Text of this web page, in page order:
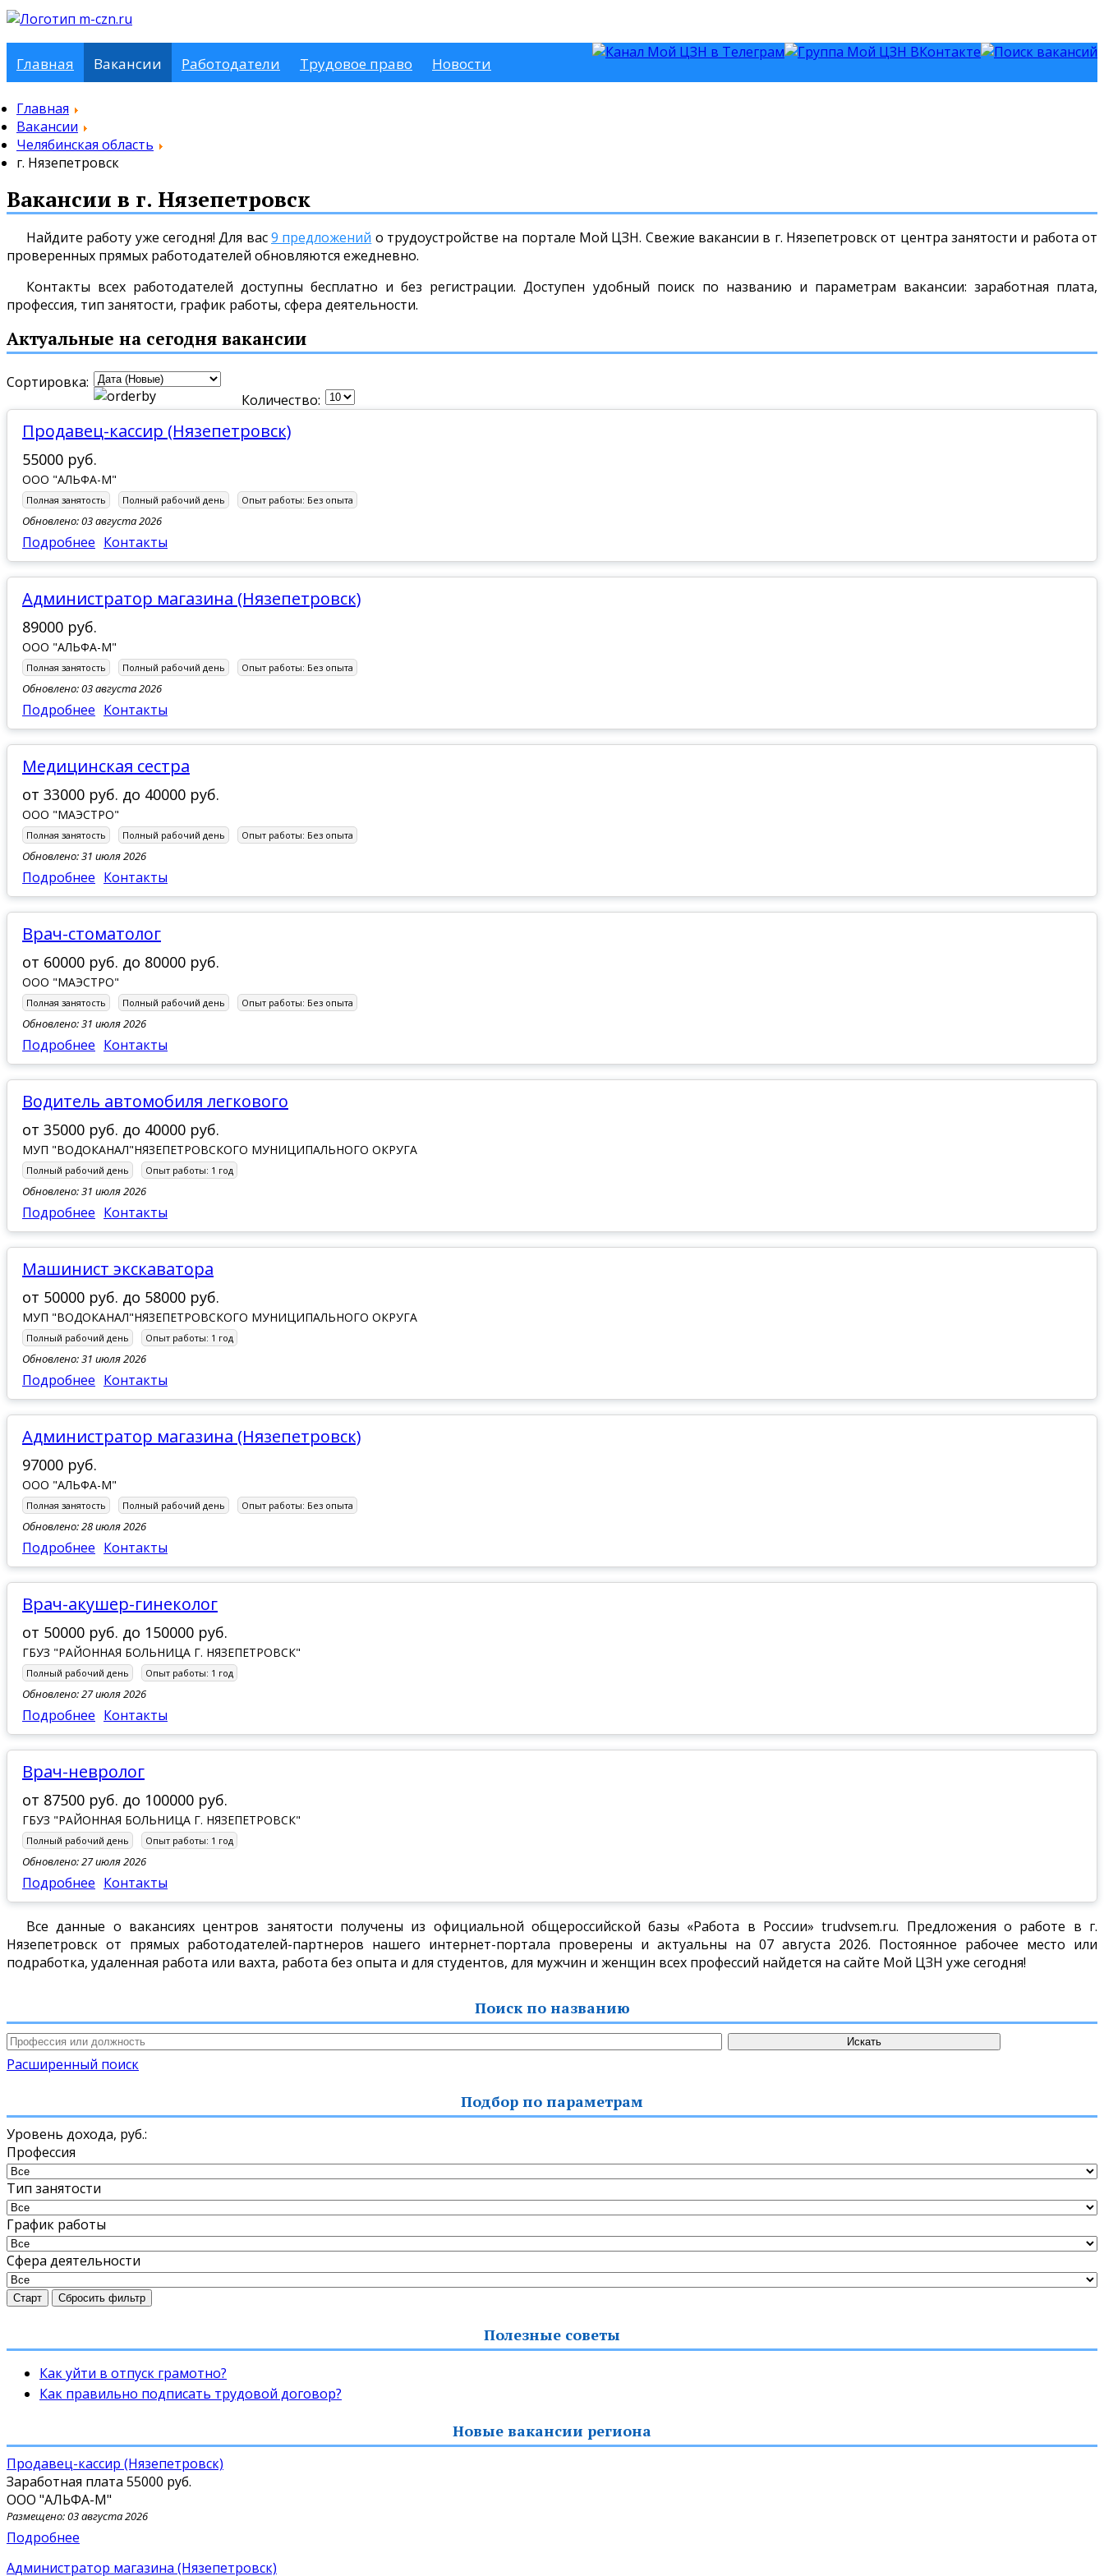
Главная Вакансии Работодатели Трудовое право Новости
Главная
Вакансии
Челябинская область
г. Нязепетровск
Вакансии в г. Нязепетровск
Найдите работу уже сегодня! Для вас9 предложений о трудоустройстве на портале Мой ЦЗН. Свежие вакансии в г. Нязепетровск от центра занятости и работа от
проверенных прямых работодателей обновляются ежедневно.
Контакты всех работодателей доступны бесплатно и без регистрации. Доступен удобный поиск по названию и параметрам вакансии: заработная плата,
профессия, тип занятости, график работы, сфера деятельности.
Актуальные на сегодня вакансии
Сортировка:
Количество:
Продавец-кассир (Нязепетровск)
55000 руб.
ООО "АЛЬФА-М"
Полная занятость Полный рабочий день Опыт работы: Без опыта
Обновлено: 03 августа 2026
Подробнее Контакты
Администратор магазина (Нязепетровск)
89000 руб.
ООО "АЛЬФА-М"
Полная занятость Полный рабочий день Опыт работы: Без опыта
Обновлено: 03 августа 2026
Подробнее Контакты
Медицинская сестра
от 33000 руб. до 40000 руб.
ООО "МАЭСТРО"
Полная занятость Полный рабочий день Опыт работы: Без опыта
Обновлено: 31 июля 2026
Подробнее Контакты
Врач-стоматолог
от 60000 руб. до 80000 руб.
ООО "МАЭСТРО"
Полная занятость Полный рабочий день Опыт работы: Без опыта
Обновлено: 31 июля 2026
Подробнее Контакты
Водитель автомобиля легкового
от 35000 руб. до 40000 руб.
МУП "ВОДОКАНАЛ"НЯЗЕПЕТРОВСКОГО МУНИЦИПАЛЬНОГО ОКРУГА
Полный рабочий день Опыт работы: 1 год
Обновлено: 31 июля 2026
Подробнее Контакты
Машинист экскаватора
от 50000 руб. до 58000 руб.
МУП "ВОДОКАНАЛ"НЯЗЕПЕТРОВСКОГО МУНИЦИПАЛЬНОГО ОКРУГА
Полный рабочий день Опыт работы: 1 год
Обновлено: 31 июля 2026
Подробнее Контакты
Администратор магазина (Нязепетровск)
97000 руб.
ООО "АЛЬФА-М"
Полная занятость Полный рабочий день Опыт работы: Без опыта
Обновлено: 28 июля 2026
Подробнее Контакты
Врач-акушер-гинеколог
от 50000 руб. до 150000 руб.
ГБУЗ "РАЙОННАЯ БОЛЬНИЦА Г. НЯЗЕПЕТРОВСК"
Полный рабочий день Опыт работы: 1 год
Обновлено: 27 июля 2026
Подробнее Контакты
Врач-невролог
от 87500 руб. до 100000 руб.
ГБУЗ "РАЙОННАЯ БОЛЬНИЦА Г. НЯЗЕПЕТРОВСК"
Полный рабочий день Опыт работы: 1 год
Обновлено: 27 июля 2026
Подробнее Контакты
Все данные о вакансиях центров занятости получены из официальной общероссийской базы «Работа в России» trudvsem.ru. Предложения о работе в г.
Нязепетровск от прямых работодателей-партнеров нашего интернет-портала проверены и актуальны на 07 августа 2026. Постоянное рабочее место или
подработка, удаленная работа или вахта, работа без опыта и для студентов, для мужчин и женщин всех профессий найдется на сайте Мой ЦЗН уже сегодня!
Поиск по названию
Расширенный поиск
Подбор по параметрам
Уровень дохода, руб.:
Профессия
Тип занятости
График работы
Сфера деятельности
Старт Сбросить фильтр
Полезные советы
Как уйти в отпуск грамотно?
Как правильно подписать трудовой договор?
Новые вакансии региона
Продавец-кассир (Нязепетровск)
Заработная плата 55000 руб.
ООО "АЛЬФА-М"
Размещено: 03 августа 2026
Подробнее
Администратор магазина (Нязепетровск)